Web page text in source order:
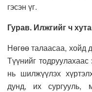
гэсэн үг.
Гурав. Илжгийг ч
Нөгөө талаасаа, хойд
Түүнийг
нь шилжүүлэх
дунд, их сургууль,